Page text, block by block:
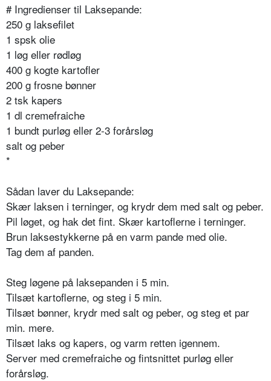
# Ingredienser til Laksepande:
250 g laksefilet
1 spsk olie
1 løg eller rødløg
400 g kogte kartofler
200 g frosne bønner
2 tsk kapers
1 dl cremefraiche
1 bundt purløg eller 2-3 forårsløg
salt og peber
*
Sådan laver du Laksepande:
Skær laksen i terninger, og krydr dem med salt og peber.
Pil løget, og hak det fint. Skær kartoflerne i terninger.
Brun laksestykkerne på en varm pande med olie.
Tag dem af panden.
Steg løgene på laksepanden i 5 min.
Tilsæt kartoflerne, og steg i 5 min.
Tilsæt bønner, krydr med salt og peber, og steg et par
min. mere.
Tilsæt laks og kapers, og varm retten igennem.
Server med cremefraiche og fintsnittet purløg eller
forårsløg.